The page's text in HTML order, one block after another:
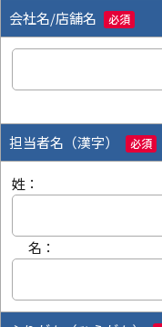
会社名/店舗名 必須
担当者名（漢字） 必須
姓：
名：